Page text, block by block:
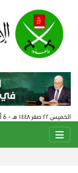
الخميس ٢٢ صفر ١٤٤٨ هـ - 6 أغسطس 2026 م - الساعة 04:15 م